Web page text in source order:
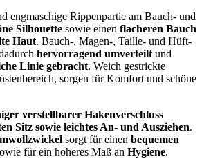
engmaschige Rippenpartie am Bauch- und
Silhouette sowie einen flacheren Bauch
Haut. Bauch-, Magen-, Taille- und Hüft-
hervorragend umverteilt und
Linie gebracht. Weich gestrickte
sorgen für Komfort und schöne
verstellbarer Hakenverschluss
Sitz sowie leichtes An- und Ausziehen.
sorgt für einen bequemen
für ein höheres Maß an Hygiene.